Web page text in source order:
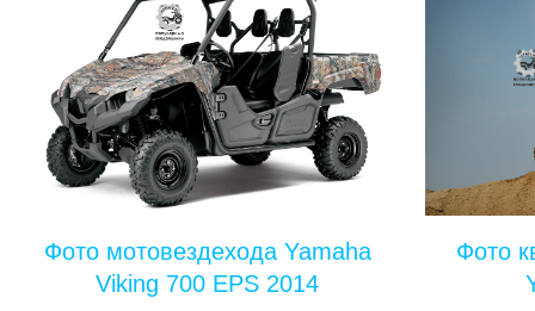
Фото мотовездехода Yamaha
Viking 700 EPS 2014
Фото